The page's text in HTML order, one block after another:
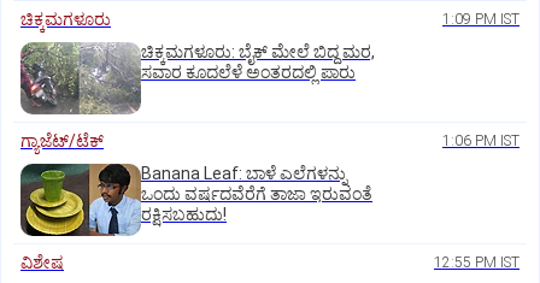
ಚಿಕ್ಕಮಗಳೂರು 1:09 PM IST
ಚಿಕ್ಕಮಗಳೂರು: ಬೈಕ್ ಮೇಲೆ ಬಿದ್ದ ಮರ,
ಸವಾರ ಕೂದಲೆಳೆ ಅಂತರದಲ್ಲಿ ಪಾರು
ಗ್ಯಾಜೆಟ್/ಟೆಕ್ 1:06 PM IST
Banana Leaf: ಬಾಳೆ ಎಲೆಗಳನ್ನು
ಒಂದು ವರ್ಷದವೆರೆಗೆ ತಾಜಾ ಇರುವಂತೆ
ರಕ್ಷಿಸಬಹುದು!
ವಿಶೇಷ 12:55 PM IST